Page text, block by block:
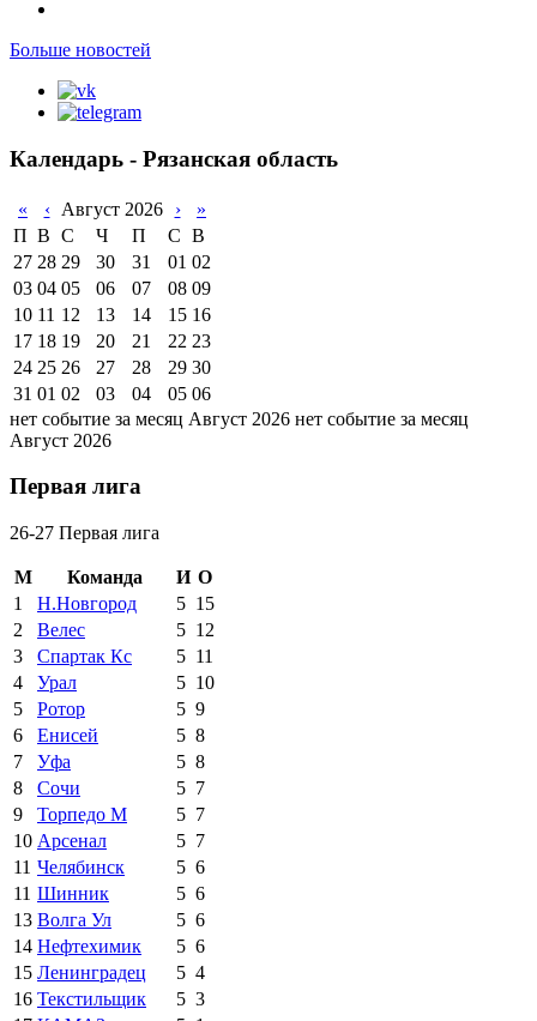
Больше новостей
Календарь - Рязанская область
« ‹ Август 2026 ›
»
П В С Ч П С В
27 28 29 30 31 01 02
03 04 05 06 07 08 09
10 11 12 13 14 15 16
17 18 19 20 21 22 23
24 25 26 27 28 29 30
31 01 02 03 04 05 06
нет событие за месяц Август 2026 нет событие за месяц
Август 2026
Первая лига
26-27 Первая лига
М Команда И О
1
Н.Новгород 5 15
2
Велес 5 12
3
Спартак Кс 5 11
4
Урал 5 10
5
Ротор 5 9
6
Енисей 5 8
7
Уфа 5 8
8
Сочи 5 7
9
Торпедо М 5 7
10 Арсенал 5 7
11 Челябинск 5 6
11 Шинник 5 6
13 Волга Ул 5 6
14 Нефтехимик 5 6
15 Ленинградец 5 4
16 Текстильщик 5 3